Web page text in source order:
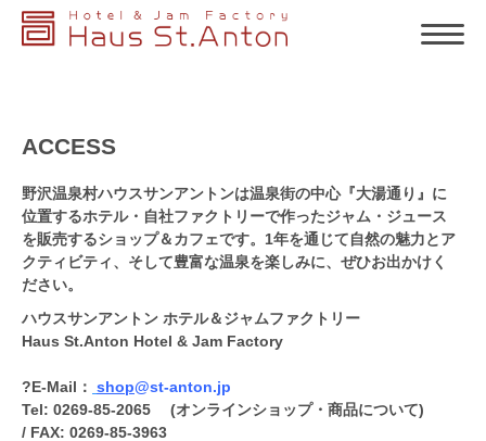
ACCESS
野沢温泉村ハウスサンアントンは温泉街の中心『大湯通り』に
位置するホテル・自社ファクトリーで作ったジャム・ジュース
を販売するショップ＆カフェです。1年を通じて自然の魅力とア
クティビティ、そして豊富な温泉を楽しみに、ぜひお出かけく
ださい。
ハウスサンアントン ホテル＆ジャムファクトリー
Haus St.Anton Hotel & Jam Factory
?E-Mail： shop@st-anton.jp
Tel: 0269-85-2065 (オンラインショップ・商品について)
/ FAX: 0269-85-3963